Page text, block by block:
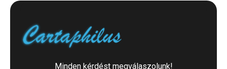
Minden kérdést megválaszolunk!